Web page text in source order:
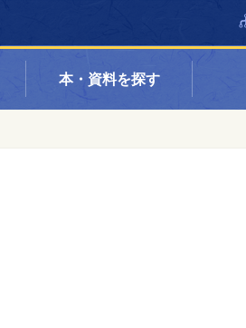
本・資料を探す